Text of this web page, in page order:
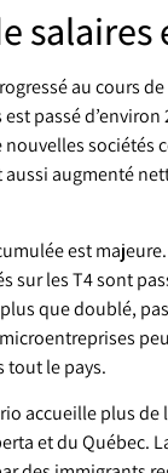
salaires
au cours
passé d’environ
sociétés
augmenté
est majeure.
sur les T4 sont
que doublé,
tout le pays.
accueille plus
et du Québec.